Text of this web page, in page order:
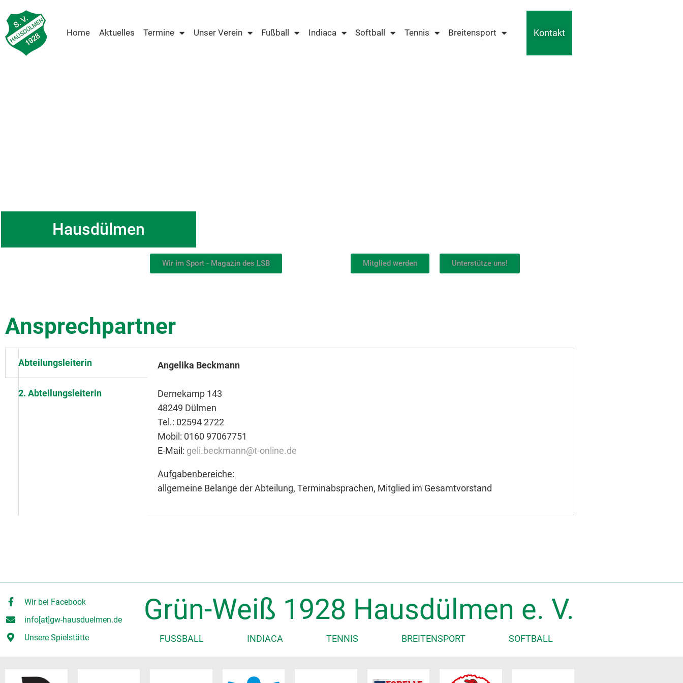
Home Aktuelles Termine Unser Verein Fußball Indiaca Softball Tennis Breitensport Kontakt
Hausdülmen
Wir im Sport - Magazin des LSB Mitglied werden Unterstütze uns!
Ansprechpartner
Abteilungsleiterin
2. Abteilungsleiterin
Angelika Beckmann
Dernekamp 143
48249 Dülmen
Tel.: 02594 2722
Mobil: 0160 97067751
E-Mail: geli.beckmann@t-online.de
Aufgabenbereiche:
allgemeine Belange der Abteilung, Terminabsprachen, Mitglied im Gesamtvorstand
Wir bei Facebook
info[at]gw-hausduelmen.de
Unsere Spielstätte
Grün-Weiß 1928 Hausdülmen e. V.
FUSSBALL INDIACA TENNIS BREITENSPORT SOFTBALL